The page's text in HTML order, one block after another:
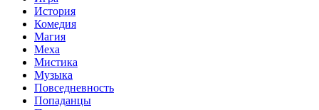
История
Комедия
Магия
Меха
Мистика
Музыка
Повседневность
Попаданцы